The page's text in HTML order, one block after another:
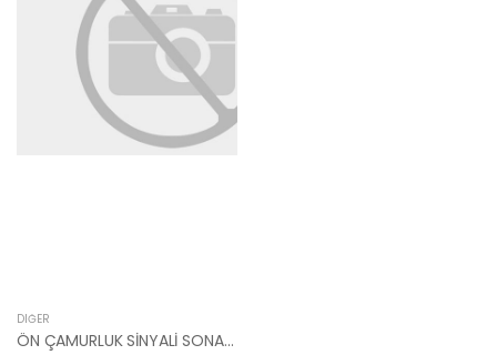
DIĞER
ÖN ÇAMURLUK SİNYALİ SONATA SANTAFE 92303-3K000-HMC